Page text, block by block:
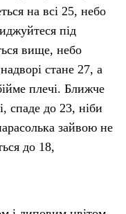
на всі 25, небо
під
вище, небо
стане 27, а
плечі. Ближче
спаде до 23, ніби
зайвою не
до 18,